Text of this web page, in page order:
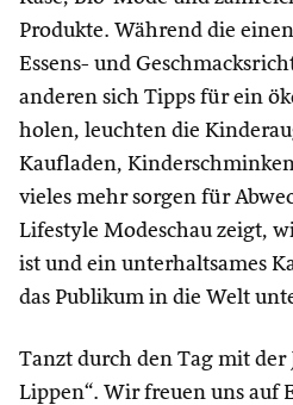
Produkte. Während die
Essens- und
anderen sich Tipps für ein
holen, leuchten die
Kaufladen,
vieles mehr sorgen für
Lifestyle Modeschau zeigt,
ist und ein unterhaltsames
das Publikum in die Welt
Tanzt durch den Tag mit der
Lippen“. Wir freuen uns auf